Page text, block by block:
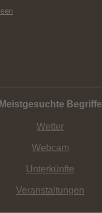
Meistgesuchte Begriffe
Wetter
Webcam
Unterkünfte
Veranstaltungen